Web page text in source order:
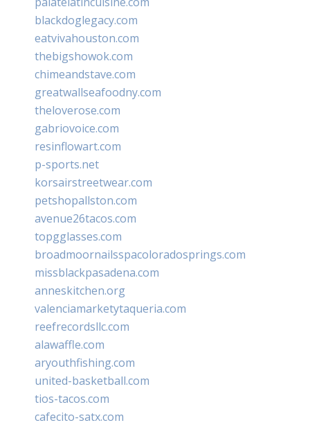
blackdoglegacy.com
eatvivahouston.com
thebigshowok.com
chimeandstave.com
greatwallseafoodny.com
theloverose.com
gabriovoice.com
resinflowart.com
p-sports.net
korsairstreetwear.com
petshopallston.com
avenue26tacos.com
topgglasses.com
broadmoornailsspacoloradosprings.com
missblackpasadena.com
anneskitchen.org
valenciamarketytaqueria.com
reefrecordsllc.com
alawaffle.com
aryouthfishing.com
united-basketball.com
tios-tacos.com
cafecito-satx.com